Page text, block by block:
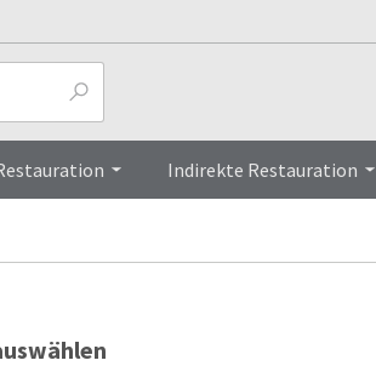
Indirekte Restauration